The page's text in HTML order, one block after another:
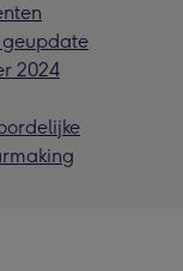
geupdate
2024